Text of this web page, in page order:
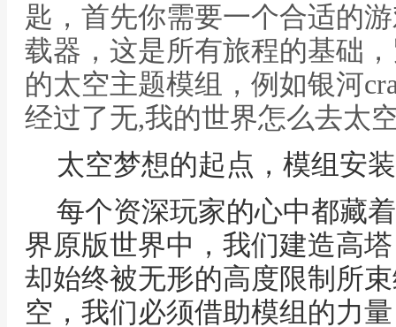
匙，首先你需要一个合适的
载器，这是所有旅程的基础
的太空主题模组，例如银河
经过了无,我的世界怎么去太
太空梦想的起点，模组安
每个资深玩家的心中都藏
界原版世界中，我们建造高
却始终被无形的高度限制所
空，我们必须借助模组的力